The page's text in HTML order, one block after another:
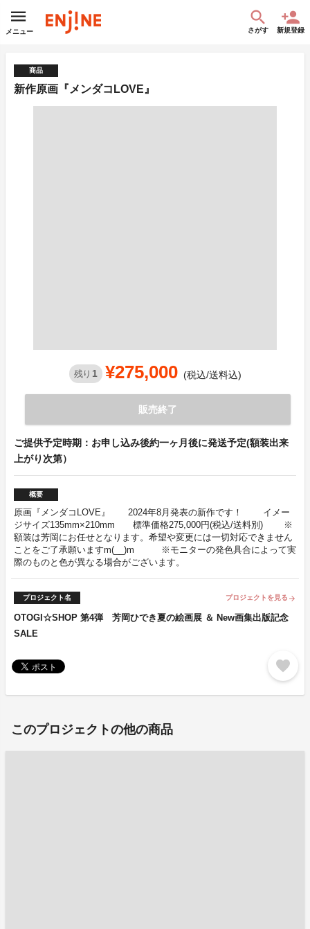
メニュー さがす 新規登録
商品
新作原画『メンダコLOVE』
残り 1 ¥275,000 (税込/送料込)
販売終了
ご提供予定時期：お申し込み後約一ヶ月後に発送予定(額装出来
上がり次第）
概要
原画『メンダコLOVE』 2024年8月発表の新作です！ イメー
ジサイズ135mm×210mm 標準価格275,000円(税込/送料別) ※
額装は芳岡にお任せとなります。希望や変更には一切対応できません
ことをご了承願いますm(__)m ※モニターの発色具合によって実
際のものと色が異なる場合がございます。
プロジェクト名 プロジェクトを見る arrow_forward
OTOGI☆SHOP 第4弾 芳岡ひでき夏の絵画展 ＆ New画集出版記念
SALE
favorite
このプロジェクトの他の商品